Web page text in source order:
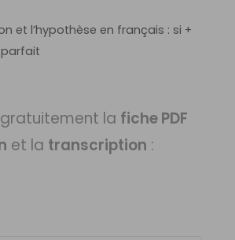
et l’hypothèse en français : si +
la fiche PDF
et la transcription :